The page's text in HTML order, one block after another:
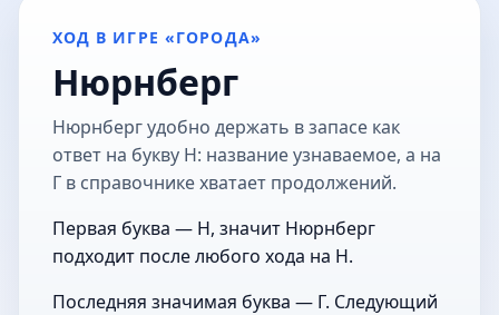
ХОД В ИГРЕ «ГОРОДА»
Нюрнберг
Нюрнберг удобно держать в запасе как
ответ на букву Н: название узнаваемое, а на
Г в справочнике хватает продолжений.
Первая буква — Н, значит Нюрнберг
подходит после любого хода на Н.
Последняя значимая буква — Г. Следующий